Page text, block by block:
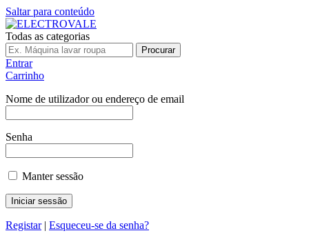
Saltar para conteúdo
Todas as categorias
Procurar
Entrar
Carrinho
Nome de utilizador ou endereço de email
Senha
Manter sessão
Registar| Esqueceu-se da senha?